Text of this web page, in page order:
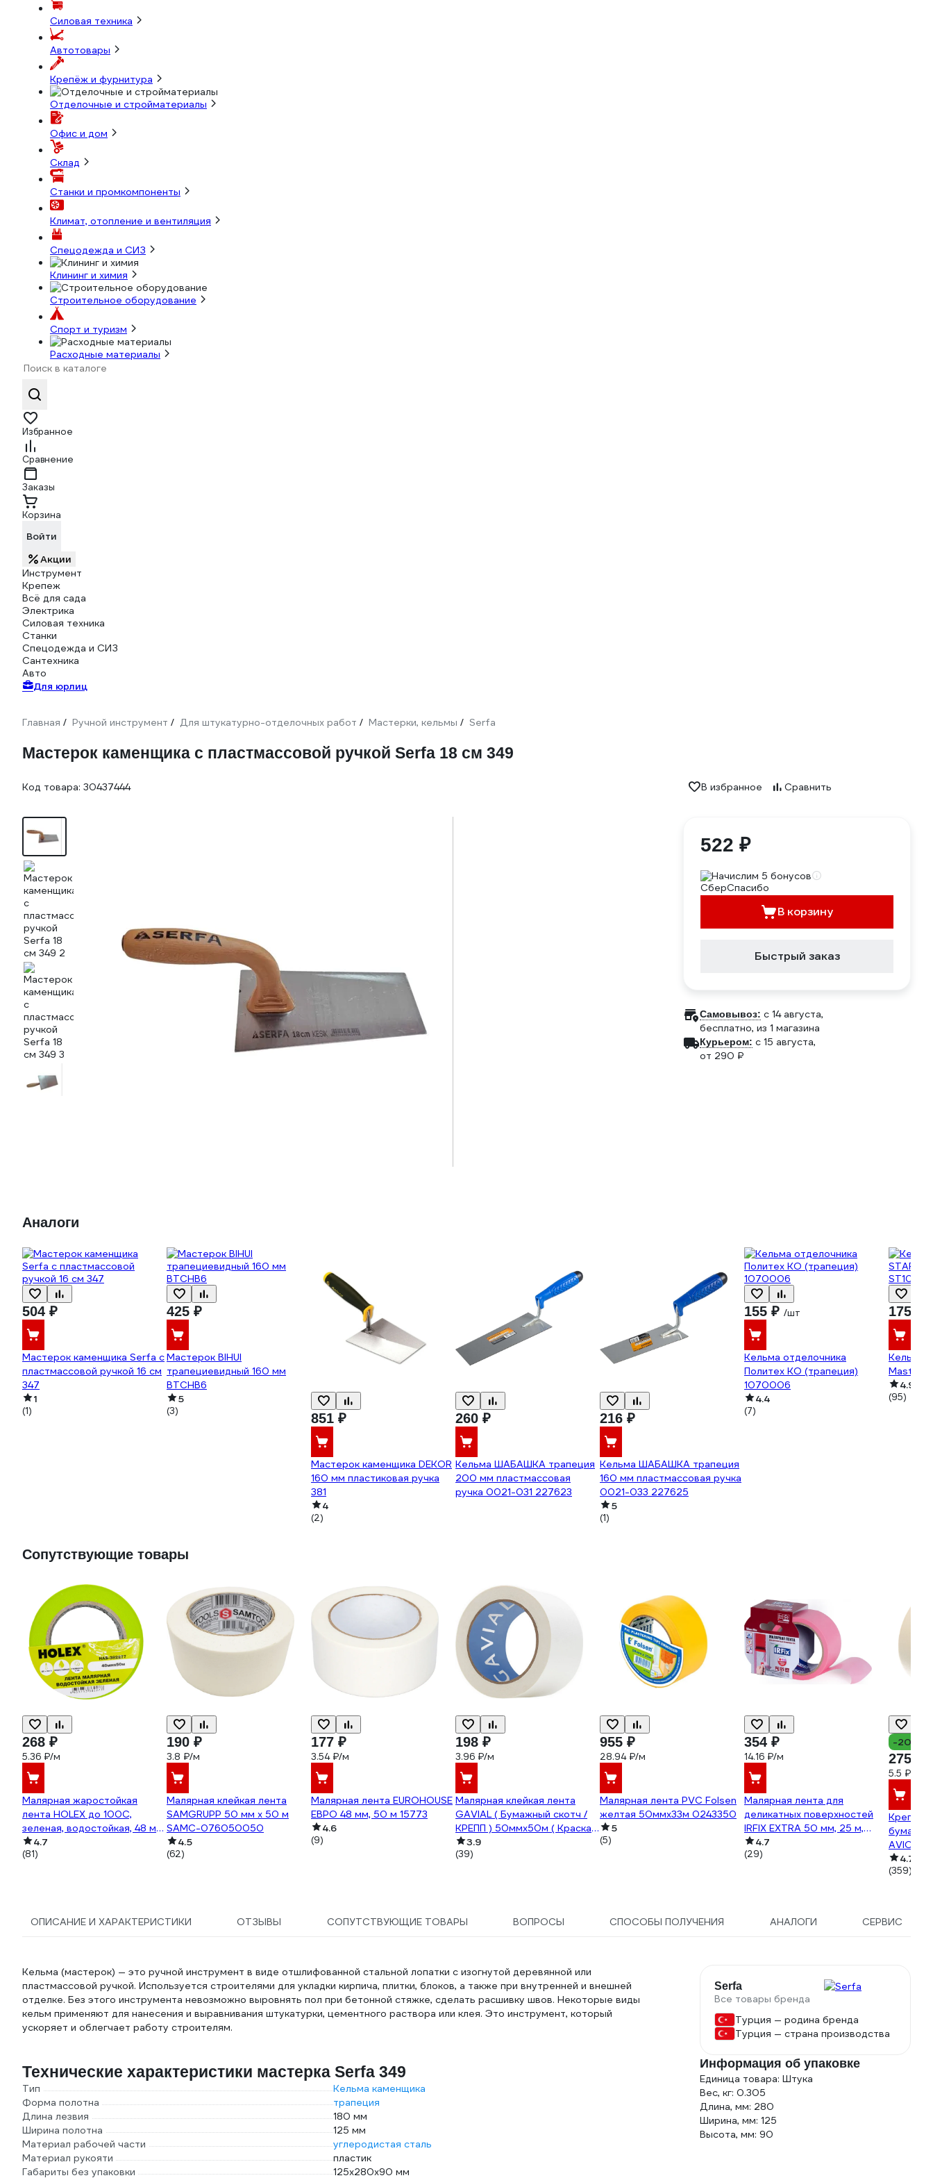
Силовая техника
Автотовары
Крепёж и фурнитура
Отделочные и стройматериалы
Офис и дом
Склад
Станки и промкомпоненты
Климат, отопление и вентиляция
Спецодежда и СИЗ
Клининг и химия
Строительное оборудование
Спорт и туризм
Расходные материалы
Избранное
Сравнение
Заказы
Корзина
Войти
Акции
Инструмент
Крепеж
Всё для сада
Электрика
Силовая техника
Станки
Спецодежда и СИЗ
Сантехника
Авто
Для юрлиц
Главная / Ручной инструмент / Для штукатурно-отделочных работ / Мастерки, кельмы / Serfa
Мастерок каменщика с пластмассовой ручкой Serfa 18 см 349
Код товара: 30437444 В избранное Сравнить
522 ₽
Начислим 5 бонусов
В корзину
Быстрый заказ
Самовывоз: c 14 августа,
бесплатно, из 1 магазина
Курьером: c 15 августа,
от 290 ₽
Аналоги
504 ₽
Мастерок каменщика Serfa с
пластмассовой ручкой 16 см
347
1
(1)
425 ₽
Мастерок BIHUI
трапециевидный 160 мм
BTCHB6
5
(3) 851 ₽
Мастерок каменщика DEKOR
160 мм пластиковая ручка
381
4
(2)
260 ₽
Кельма ШАБАШКА трапеция
200 мм пластмассовая
ручка 0021-031 227623
216 ₽
Кельма ШАБАШКА трапеция
160 мм пластмассовая ручка
0021-033 227625
5
(1)
155 ₽ /шт
Кельма отделочника
Политех КО (трапеция)
1070006
4.4
(7)
175 ₽
Кельма
Master
4.9
(95)
Сопутствующие товары
268 ₽
5.36 ₽/м
Малярная жаростойкая
лента HOLEX до 100С,
зеленая, водостойкая, 48 мм,
50 м HAS-382277
4.7
(81)
190 ₽
3.8 ₽/м
Малярная клейкая лента
SAMGRUPP 50 мм х 50 м
SAMC-076050050
4.5
(62)
177 ₽
3.54 ₽/м
Малярная лента EUROHOUSE
ЕВРО 48 мм, 50 м 15773
4.6
(9)
198 ₽
3.96 ₽/м
Малярная клейкая лента
GAVIAL ( Бумажный скотч /
КРЕПП ) 50ммх50м ( Краска и
защита стен ) 317
3.9
(39)
955 ₽
28.94 ₽/м
Малярная лента PVC Folsen
желтая 50ммx33м 0243350
5
(5)
354 ₽
14.16 ₽/м
Малярная лента для
деликатных поверхностей
IRFIX EXTRA 50 мм, 25 м,
розовая Mr.SiL 30082
4.7
(29)
-20%
275 ₽
5.5 ₽/м
4.7
(359)
ОПИСАНИЕ И ХАРАКТЕРИСТИКИ ОТЗЫВЫ СОПУТСТВУЮЩИЕ ТОВАРЫ ВОПРОСЫ СПОСОБЫ ПОЛУЧЕНИЯ АНАЛОГИ СЕРВИС
Кельма (мастерок) — это ручной инструмент в виде отшлифованной стальной лопатки с изогнутой деревянной или
пластмассовой ручкой. Используется строителями для укладки кирпича, плитки, блоков, а также при внутренней и внешней
отделке. Без этого инструмента невозможно выровнять пол при бетонной стяжке, сделать расшивку швов. Некоторые виды
кельм применяют для нанесения и выравнивания штукатурки, цементного раствора или клея. Это инструмент, который
ускоряет и облегчает работу строителям.
Технические характеристики мастерка Serfa 349
Тип
Кельма каменщика
Форма полотна
трапеция
Длина лезвия
180 мм
Ширина полотна
125 мм
Материал рабочей части
углеродистая сталь
Материал рукояти
пластик
Габариты без упаковки
125х280х90 мм
Serfa
Все товары бренда
Турция — родина бренда
Турция — страна производства
Информация об упаковке
Единица товара: Штука
Вес, кг: 0.305
Длина, мм: 280
Ширина, мм: 125
Высота, мм: 90